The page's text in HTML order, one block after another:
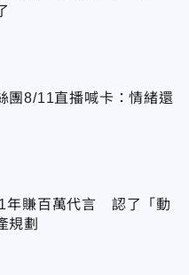
團8/11直播喊卡：情緒還
年賺百萬代言 認了「動
規劃